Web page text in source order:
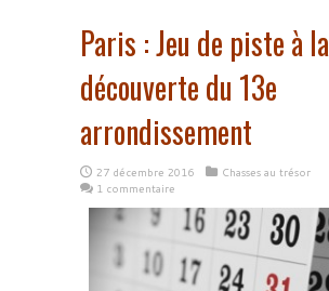
Paris : Jeu de piste à la
découverte du 13e
arrondissement
27 décembre 2016
Chasses au trésor
1 commentaire